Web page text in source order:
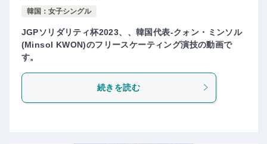
韓国：女子シングル
JGPソリダリティ杯2023、、韓国代表-クォン・ミンソル
(Minsol KWON)のフリースケーティング演技の動画で
す。
続きを読む